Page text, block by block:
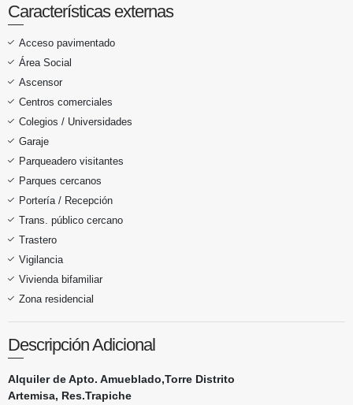
Características externas
Acceso pavimentado
Área Social
Ascensor
Centros comerciales
Colegios / Universidades
Garaje
Parqueadero visitantes
Parques cercanos
Portería / Recepción
Trans. público cercano
Trastero
Vigilancia
Vivienda bifamiliar
Zona residencial
Descripción Adicional
Alquiler de Apto. Amueblado,Torre Distrito
Artemisa, Res.Trapiche